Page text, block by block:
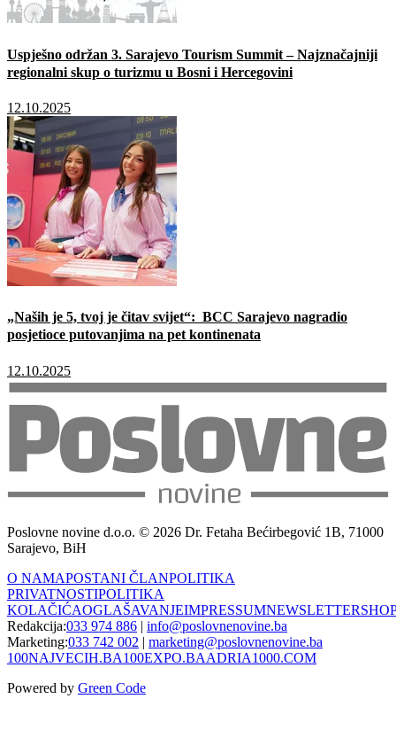
Uspješno održan 3. Sarajevo Tourism Summit – Najznačajniji
regionalni skup o turizmu u Bosni i Hercegovini
12.10.2025
„Naših je 5, tvoj je čitav svijet“: BCC Sarajevo nagradio
posjetioce putovanjima na pet kontinenata
12.10.2025
Poslovne novine d.o.o. © 2026 Dr. Fetaha Bećirbegović 1B, 71000
Sarajevo, BiH
O NAMAPOSTANI ČLANPOLITIKA
PRIVATNOSTIPOLITIKA
KOLAČIĆAOGLAŠAVANJEIMPRESSUMNEWSLETTER
Redakcija:033 974 886 | info@poslovnenovine.ba
Marketing:033 742 002 | marketing@poslovnenovine.ba
100NAJVECIH.BA100EXPO.BAADRIA1000.COM
Powered by Green Code